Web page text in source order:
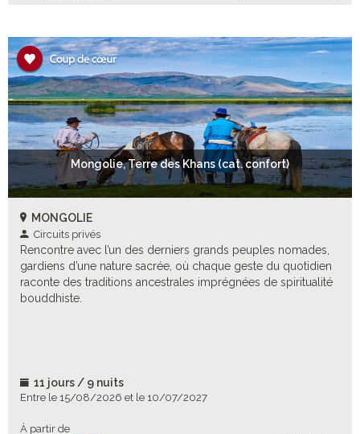
Mongolie, Terre des Khans (cat. confort)
MONGOLIE
Circuits privés
Rencontre avec l’un des derniers grands peuples nomades,
gardiens d’une nature sacrée, où chaque geste du quotidien
raconte des traditions ancestrales imprégnées de spiritualité
bouddhiste.
11 jours / 9 nuits
Entre le 15/08/2026 et le 10/07/2027
À partir de